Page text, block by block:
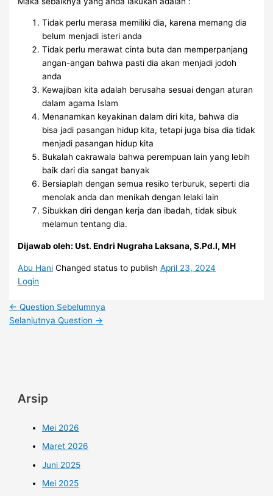
Tidak perlu merasa memiliki dia, karena memang dia
belum menjadi isteri anda
Tidak perlu merawat cinta buta dan memperpanjang
angan-angan bahwa pasti dia akan menjadi jodoh
anda
Kewajiban kita adalah berusaha sesuai dengan aturan
dalam agama Islam
Menanamkan keyakinan dalam diri kita, bahwa dia
bisa jadi pasangan hidup kita, tetapi juga bisa dia tidak
menjadi pasangan hidup kita
Bukalah cakrawala bahwa perempuan lain yang lebih
baik dari dia sangat banyak
Bersiaplah dengan semua resiko terburuk, seperti dia
menolak anda dan menikah dengan lelaki lain
Sibukkan diri dengan kerja dan ibadah, tidak sibuk
melamun tentang dia.
Dijawab oleh: Ust. Endri Nugraha Laksana, S.Pd.I, MH
Abu Hani Changed status to publishApril 23, 2024
Login
← Question Sebelumnya
Selanjutnya Question →
Arsip
Mei 2026
Maret 2026
Juni 2025
Mei 2025